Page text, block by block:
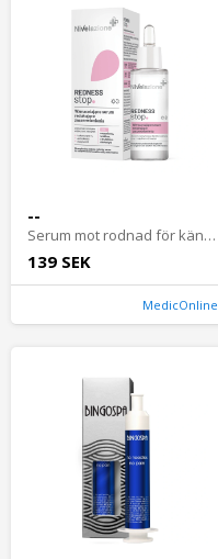
--
Serum mot rodnad för känslig hud och rosacea
139 SEK
MedicOnline